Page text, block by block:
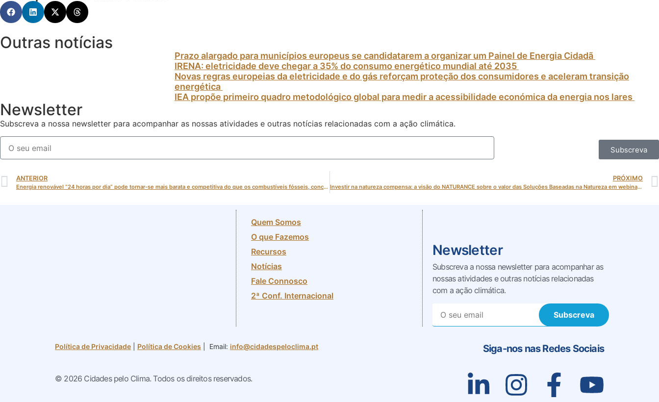
Outras notícias
Prazo alargado para municípios europeus se candidatarem a organizar um Painel de Energia Cidadã
IRENA: eletricidade deve chegar a 35% do consumo energético mundial até 2035
Novas regras europeias da eletricidade e do gás reforçam proteção dos consumidores e aceleram transição
energética
IEA propõe primeiro quadro metodológico global para medir a acessibilidade económica da energia nos lares
Newsletter
Subscreva a nossa newsletter para acompanhar as nossas atividades e outras notícias relacionadas com a ação climática.
Subscreva
ANTERIOR
Energia renovável “24 horas por dia” pode tornar-se mais barata e competitiva do que os combustíveis fósseis, conclui estudo da IRENA
PRÓXIMO
Investir na natureza compensa: a visão do NATURANCE sobre o valor das Soluções Baseadas na Natureza em webinar dia 26 de maio
Quem Somos
O que Fazemos
Recursos
Notícias
Fale Connosco
2ª Conf. Internacional
Newsletter
Subscreva a nossa newsletter para acompanhar as
nossas atividades e outras notícias relacionadas
com a ação climática.
Subscreva
Política de Privacidade Política de Cookies | Email: info@cidadespeloclima.pt Siga-nos nas Redes Sociais
© 2026 Cidades pelo Clima. Todos os direitos reservados.